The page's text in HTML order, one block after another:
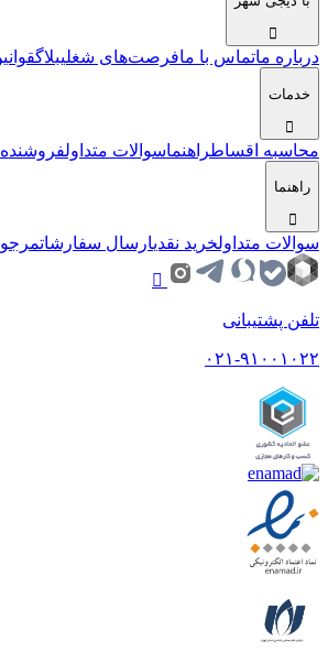
درباره ماتماس با مافرصت‌های شغلیبلاگ
خدمات
محاسبه اقساطراهنماسوالات متداول
راهنما
سوالات متداولخرید نقدیارسال سفارشات
تلفن پشتیبانی
۰۲۱-۹۱۰۰۱۰۲۲